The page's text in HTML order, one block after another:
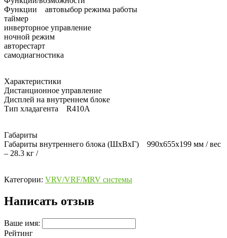
Функции автовыбор режима работы
таймер
инверторное управление
ночной режим
авторестарт
самодиагностика
Характеристики
Дистанционное управление
Дисплей на внутреннем блоке
Тип хладагента R410А
Габариты
Габариты внутреннего блока (ШхВхГ) 990x655x199 мм / вес
– 28.3 кг /
Категории: VRV/VRF/MRV системы
Написать отзыв
Ваше имя:
Рейтинг